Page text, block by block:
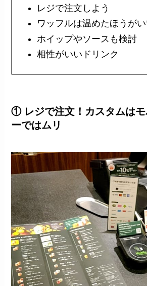
レジで注文しよう
ワッフルは温めたほうが
ホイップやソースも検討
相性がいいドリンク
① レジで注文！カスタムは
ーではムリ